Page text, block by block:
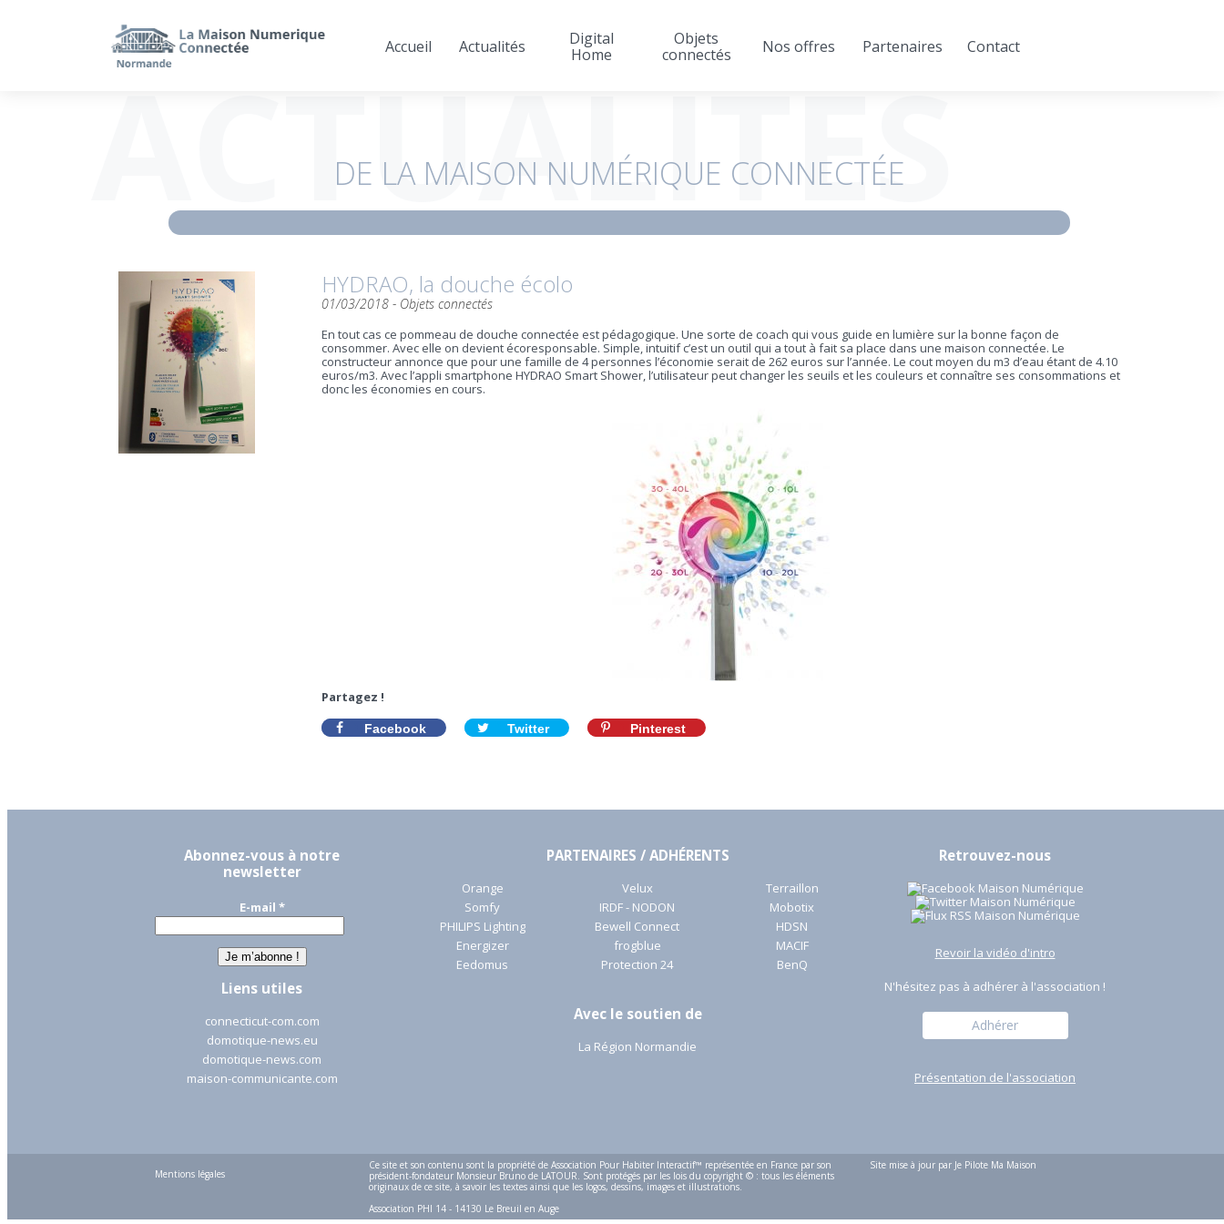
Accueil Actualités
Digital
Home
Objets
connectés
Nos offres Partenaires Contact
ACTUALITÉS
DE LA MAISON NUMÉRIQUE CONNECTÉE
HYDRAO, la douche écolo
01/03/2018 - Objets connectés
En tout cas ce pommeau de douche connectée est pédagogique. Une sorte de coach qui vous guide en lumière sur la bonne façon de
consommer. Avec elle on devient écoresponsable. Simple, intuitif c’est un outil qui a tout à fait sa place dans une maison connectée. Le
constructeur annonce que pour une famille de 4 personnes l’économie serait de 262 euros sur l’année. Le cout moyen du m3 d’eau étant de 4.10
euros/m3. Avec l’appli smartphone HYDRAO Smart Shower, l’utilisateur peut changer les seuils et les couleurs et connaître ses consommations et
donc les économies en cours.
Partagez !
Facebook Twitter Pinterest
Abonnez-vous à notre
newsletter
E-mail *
Liens utiles
connecticut-com.com
domotique-news.eu
domotique-news.com
maison-communicante.com
PARTENAIRES / ADHÉRENTS
Orange
Somfy
PHILIPS Lighting
Energizer
Eedomus
Velux
IRDF - NODON
Bewell Connect
frogblue
Protection 24
Terraillon
Mobotix
HDSN
MACIF
BenQ
Avec le soutien de
La Région Normandie
Retrouvez-nous
Revoir la vidéo d'intro
N'hésitez pas à adhérer à l'association !
Adhérer
Présentation de l'association
Mentions légales
Ce site et son contenu sont la propriété de Association Pour Habiter Interactif™ représentée en France par son
président-fondateur Monsieur Bruno de LATOUR. Sont protégés par les lois du copyright © : tous les éléments
originaux de ce site, à savoir les textes ainsi que les logos, dessins, images et illustrations.
Association PHI 14 - 14130 Le Breuil en Auge
Site mise à jour par Je Pilote Ma Maison